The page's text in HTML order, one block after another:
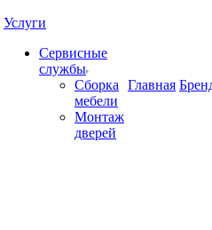
Услуги
Сервисные
службы
Сборка
мебели
Монтаж
дверей
Главная